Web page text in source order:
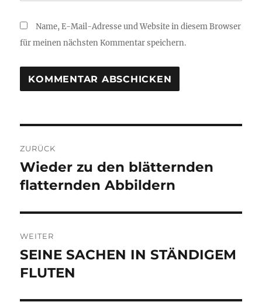
Name, E-Mail-Adresse und Website in diesem Browser
für meinen nächsten Kommentar speichern.
ZURÜCK
Vorheriger
Beitrag:
Wieder zu den blätternden
flatternden Abbildern
WEITER
Nächster
Beitrag:
SEINE SACHEN IN STÄNDIGEM
FLUTEN